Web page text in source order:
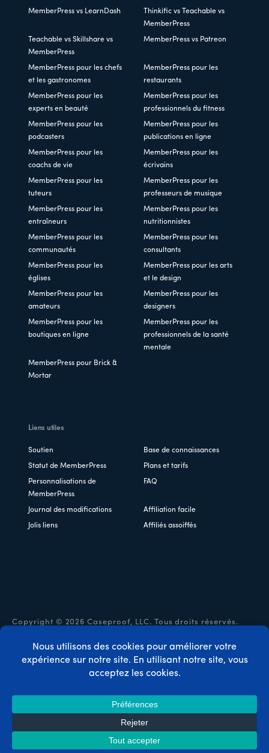
MemberPress vs LearnDash
Thinkific vs Teachable vs
MemberPress
Teachable vs Skillshare vs
MemberPress
MemberPress vs Patreon
MemberPress pour les chefs
et les gastronomes
MemberPress pour les
restaurants
MemberPress pour les
experts en beauté
MemberPress pour les
professionnels du fitness
MemberPress pour les
podcasters
MemberPress pour les
publications en ligne
MemberPress pour les
coachs de vie
MemberPress pour les
écrivains
MemberPress pour les
tuteurs
MemberPress pour les
professeurs de musique
MemberPress pour les
entraîneurs
MemberPress pour les
nutritionnistes
MemberPress pour les
communautés
MemberPress pour les
consultants
MemberPress pour les
églises
MemberPress pour les arts
et le design
MemberPress pour les
amateurs
MemberPress pour les
designers
MemberPress pour les
boutiques en ligne
MemberPress pour les
professionnels de la santé
mentale
MemberPress pour Brick &
Mortar
Liens utiles
Soutien Base de connaissances
Statut de MemberPress Plans et tarifs
Personnalisations de
MemberPress
FAQ
Journal des modifications Affiliation facile
Jolis liens Affiliés assoiffés
Copyright © 2026 Caseproof, LLC. Tous droits réservés.
Politique de confidentialité / Remboursements
Conditions
générales d'utilisation
Divulgation de la FTC
Code
promo MemberPress